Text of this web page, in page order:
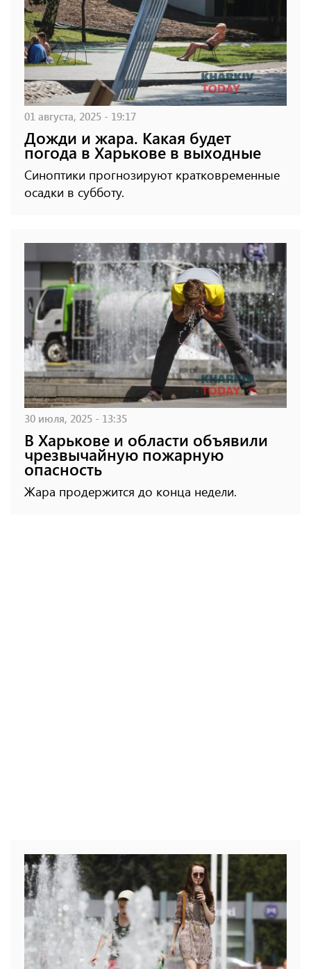
01 августа, 2025 - 19:17
Дожди и жара. Какая будет
погода в Харькове в выходные
Синоптики прогнозируют кратковременные
осадки в субботу.
30 июля, 2025 - 13:35
В Харькове и области объявили
чрезвычайную пожарную
опасность
Жара продержится до конца недели.